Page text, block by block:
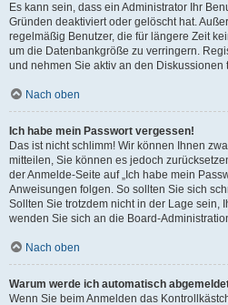
Es kann sein, dass ein Administrator Ihr
Gründen deaktiviert oder gelöscht hat.
regelmäßig Benutzer, die für längere Zeit
um die Datenbankgröße zu verringern.
und nehmen Sie aktiv an den Diskussionen
Nach oben
Ich habe mein Passwort vergessen!
Das ist nicht schlimm! Wir können Ihnen
mitteilen, Sie können es jedoch
der Anmelde-Seite auf „Ich habe mein
Anweisungen folgen. So sollten Sie sich
Sollten Sie trotzdem nicht in der Lage sein,
wenden Sie sich an die Board-
Nach oben
Warum werde ich automatisch
Wenn Sie beim Anmelden das